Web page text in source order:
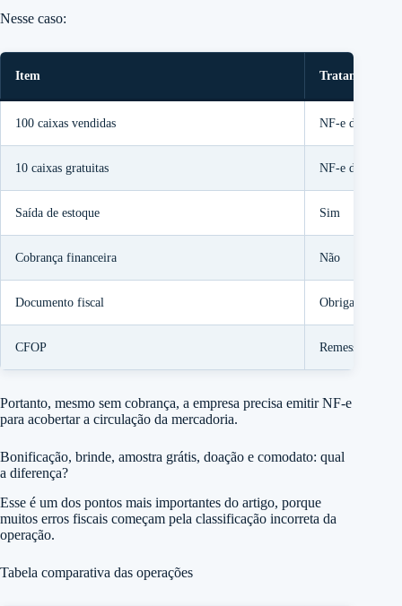
Nesse caso:
Item Tratamento
100 caixas vendidas NF-e de venda
10 caixas gratuitas NF-e de
Saída de estoque Sim
Cobrança financeira Não
Documento fiscal Obrigatório
CFOP Remessa em
Portanto, mesmo sem cobrança, a empresa precisa emitir NF-e
para acobertar a circulação da mercadoria.
Bonificação, brinde, amostra grátis, doação e comodato: qual
a diferença?
Esse é um dos pontos mais importantes do artigo, porque
muitos erros fiscais começam pela classificação incorreta da
operação.
Tabela comparativa das operações